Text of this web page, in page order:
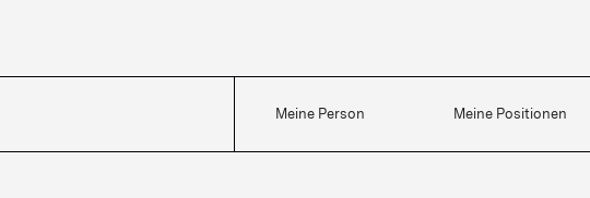
Meine Person Meine Positionen